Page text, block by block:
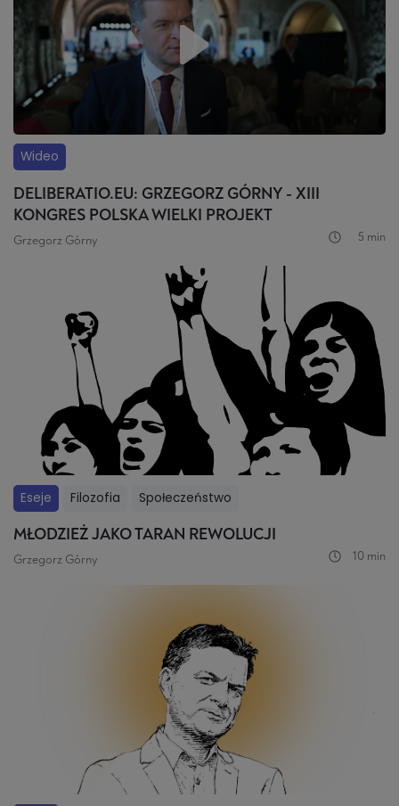
Wideo
DELIBERATIO.EU: GRZEGORZ GÓRNY - XIII
KONGRES POLSKA WIELKI PROJEKT
Grzegorz Górny 5 min
Eseje Filozofia Społeczeństwo
MŁODZIEŻ JAKO TARAN REWOLUCJI
Grzegorz Górny 10 min